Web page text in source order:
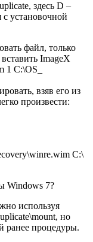
здесь D –
с установочной
файл, только
ImageX
C:\OS_
взяв его из
произвести:
C:\
Windows 7?
используя
но
ранее процедуры.